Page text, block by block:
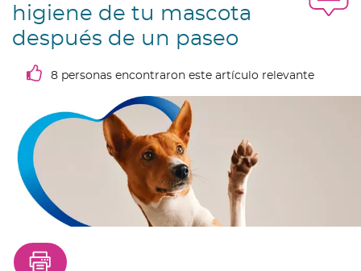
higiene de tu mascota
después de un paseo
8 personas encontraron este artículo relevante